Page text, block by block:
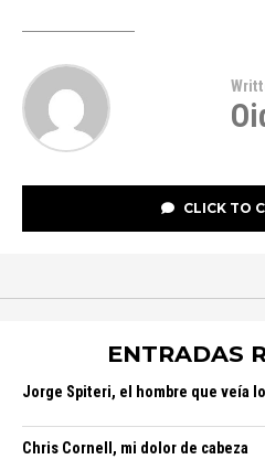
CLICK TO
ENTRADAS
Jorge Spiteri, el hombre que veía
Chris Cornell, mi dolor de cabeza